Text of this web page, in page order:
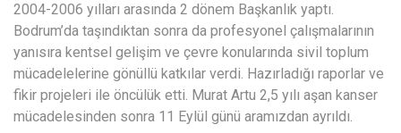
2004-2006 yılları arasında 2 dönem Başkanlık yaptı.
Bodrum’da taşındıktan sonra da profesyonel çalışmalarının
yanısıra kentsel gelişim ve çevre konularında sivil toplum
mücadelelerine gönüllü katkılar verdi. Hazırladığı raporlar ve
fikir projeleri ile öncülük etti. Murat Artu 2,5 yılı aşan kanser
mücadelesinden sonra 11 Eylül günü aramızdan ayrıldı.